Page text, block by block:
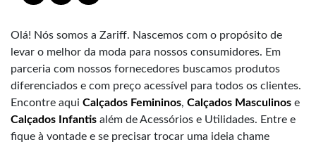
Olá! Nós somos a Zariff. Nascemos com o propósito de
levar o melhor da moda para nossos consumidores. Em
parceria com nossos fornecedores buscamos produtos
diferenciados e com preço acessível para todos os clientes.
Encontre aqui Calçados Femininos, Calçados Masculinos e
Calçados Infantis além de Acessórios e Utilidades. Entre e
fique à vontade e se precisar trocar uma ideia chame